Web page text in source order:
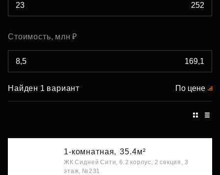
Стоимость, млн ₽
Найден 1 вариант По цене
1-комнатная, 35.4м²
ЖК Сидней Сити, 6.2 корпус, 2 секция, 3
этаж, №231